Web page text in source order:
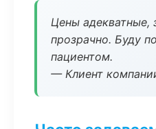
Цены адекватные,
прозрачно. Буду
пациентом.
— Клиент